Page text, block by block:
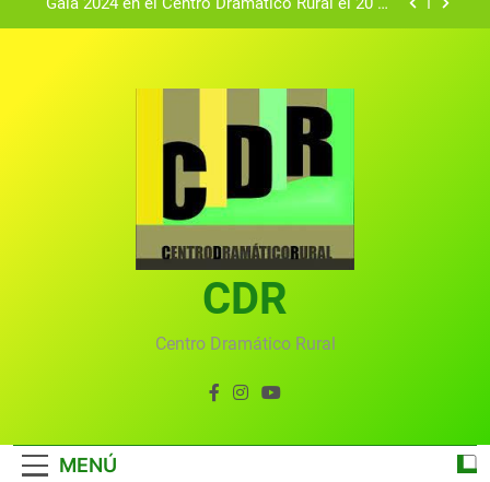
Gala 2024 en el Centro Dramático Rural el 20 de
convocado por el Centro Dramático Rural de Mira
(Cuenca)
Gala anual virtual del Centro Dramático Rural de
Gala del Centro Dramático Rural 2025
Gala 2024 en el Centro Dramático Rural el 20 de
Textos seleccionados en el VI Certamen
Francisco Nieva de piezas breves teatrales
convocado por el Centro Dramático Rural de Mira
Gala anual virtual del Centro Dramático Rural de
CDR
Centro Dramático Rural
MENÚ